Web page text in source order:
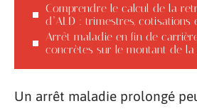
Comprendre le calcul de la
d’ALD : trimestres, cotisations
Arrêt maladie en fin de
concrètes sur le montant de
Un arrêt maladie prolongé